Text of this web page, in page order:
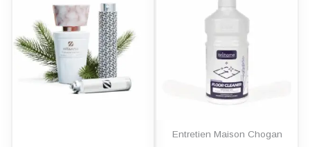
Entretien Maison Chogan